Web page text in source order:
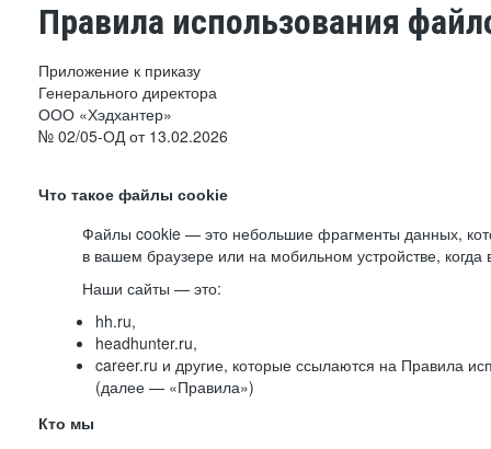
Правила использования
Приложение к приказу
Генерального директора
ООО «Хэдхантер»
№ 02/05-ОД от 13.02.2026
Что такое файлы cookie
Файлы cookie — это небольшие фрагменты данных,
в вашем браузере или на мобильном устройстве,
Наши сайты — это:
hh.ru,
headhunter.ru,
career.ru и другие, которые ссылаются на Правила
(далее — «Правила»)
Кто мы